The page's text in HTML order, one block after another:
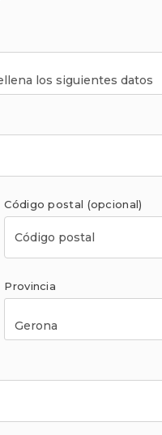
Código postal (opcional)
Provincia
Gerona